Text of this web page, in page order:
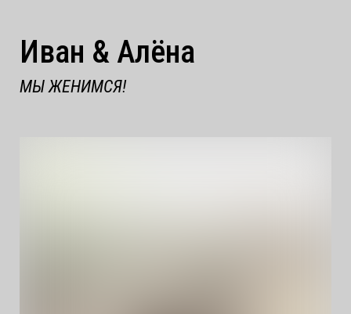
Иван & Алёна
МЫ ЖЕНИМСЯ!